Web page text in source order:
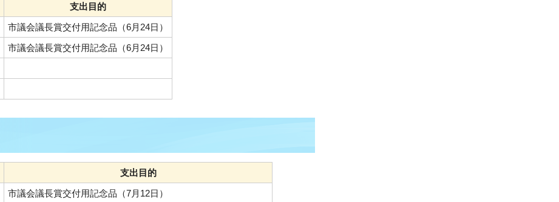
支出目的
市議会議長賞交付用記念品（6月24日）
市議会議長賞交付用記念品（6月24日）
支出目的
市議会議長賞交付用記念品（7月12日）